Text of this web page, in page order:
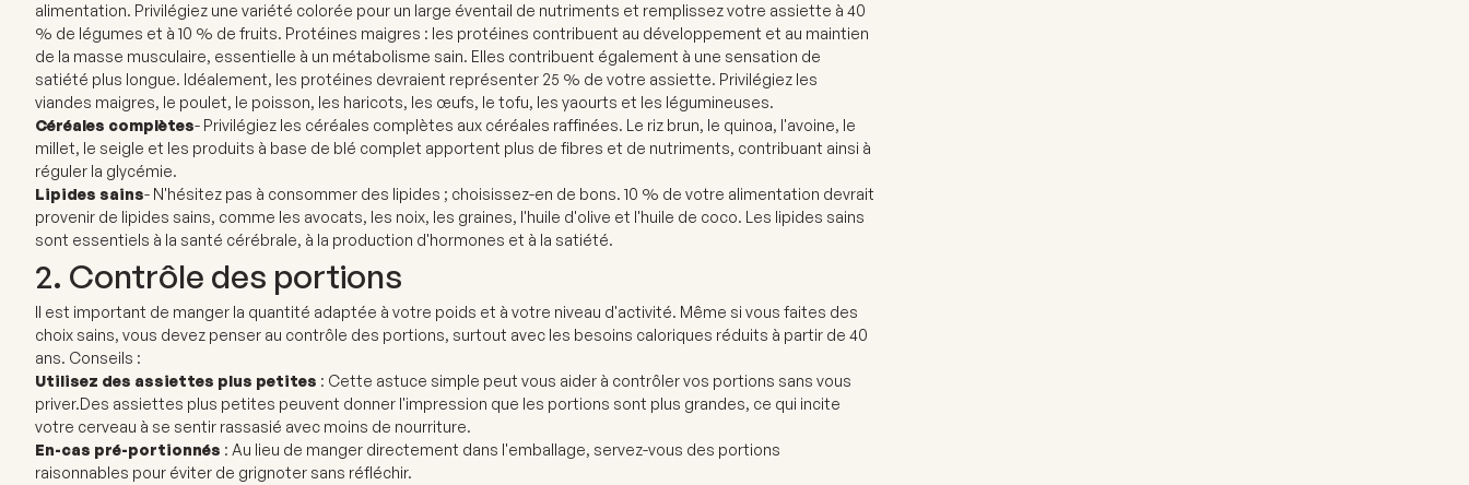
alimentation. Privilégiez une variété colorée pour un large éventail de nutriments et remplissez votre assiette à 40
% de légumes et à 10 % de fruits. Protéines maigres : les protéines contribuent au développement et au maintien
de la masse musculaire, essentielle à un métabolisme sain. Elles contribuent également à une sensation de
satiété plus longue. Idéalement, les protéines devraient représenter 25 % de votre assiette. Privilégiez les
viandes maigres, le poulet, le poisson, les haricots, les œufs, le tofu, les yaourts et les légumineuses.
Céréales complètes- Privilégiez les céréales complètes aux céréales raffinées. Le riz brun, le quinoa, l'avoine, le
millet, le seigle et les produits à base de blé complet apportent plus de fibres et de nutriments, contribuant ainsi à
réguler la glycémie.
Lipides sains- N'hésitez pas à consommer des lipides ; choisissez-en de bons. 10 % de votre alimentation devrait
provenir de lipides sains, comme les avocats, les noix, les graines, l'huile d'olive et l'huile de coco. Les lipides sains
sont essentiels à la santé cérébrale, à la production d'hormones et à la satiété.
2. Contrôle des portions
Il est important de manger la quantité adaptée à votre poids et à votre niveau d'activité. Même si vous faites des
choix sains, vous devez penser au contrôle des portions, surtout avec les besoins caloriques réduits à partir de 40
ans. Conseils :
Utilisez des assiettes plus petites : Cette astuce simple peut vous aider à contrôler vos portions sans vous
priver.Des assiettes plus petites peuvent donner l'impression que les portions sont plus grandes, ce qui incite
votre cerveau à se sentir rassasié avec moins de nourriture.
En-cas pré-portionnés : Au lieu de manger directement dans l'emballage, servez-vous des portions
raisonnables pour éviter de grignoter sans réfléchir.